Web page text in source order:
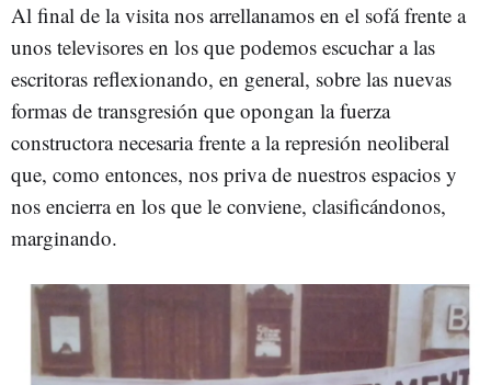
Al final de la visita nos arrellanamos en el sofá frente a
unos televisores en los que podemos escuchar a las
escritoras reflexionando, en general, sobre las nuevas
formas de transgresión que opongan la fuerza
constructora necesaria frente a la represión neoliberal
que, como entonces, nos priva de nuestros espacios y
nos encierra en los que le conviene, clasificándonos,
marginando.